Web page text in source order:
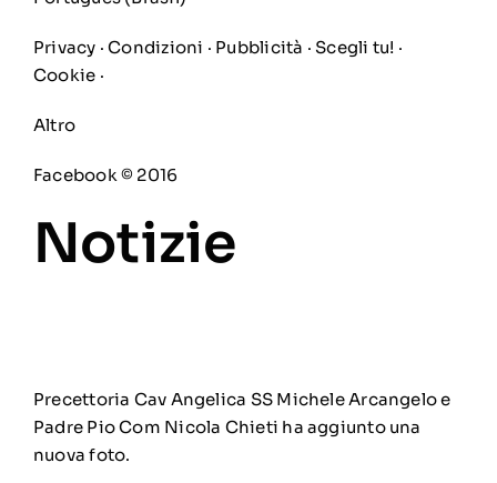
Privacy ·Condizioni · Pubblicità · Scegli tu! ·
Cookie ·
Altro
Facebook © 2016
Notizie
Precettoria Cav Angelica SS Michele Arcangelo e
Padre Pio Com Nicola Chieti ha aggiunto una
nuova foto.